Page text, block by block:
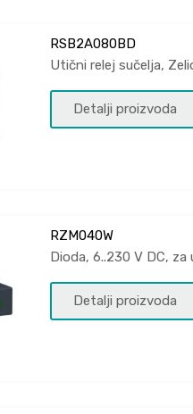
RSB2A080BD
Utični relej sučelja,
Detalji proizvoda
RZM040W
Dioda, 6..230 V DC, za
Detalji proizvoda